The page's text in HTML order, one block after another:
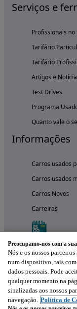
Serviços e
Profissionais
Tarifário
Tarifário
Artigos e
Test Drives
Programa
Quanto vale o
Informações
Carros usados
Carros usados
Carros Novos
Carreiras
Preocupamo-nos com a
Nós e os nossos parceiros
num dispositivo, tais
dados pessoais. Pode
qualquer momento na
sinalizadas aos nossos
navegação. Política de